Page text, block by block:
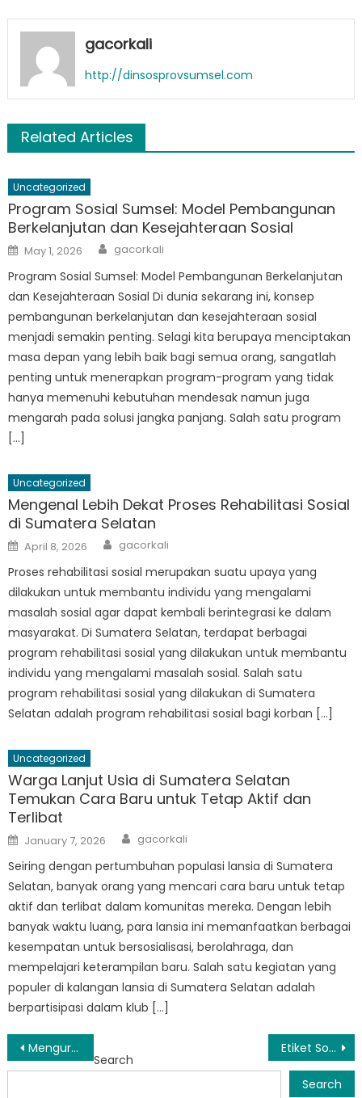
gacorkali
http://dinsosprovsumsel.com
Related Articles
Uncategorized
Program Sosial Sumsel: Model Pembangunan
Berkelanjutan dan Kesejahteraan Sosial
Posted
on
May 1, 2026 Author
gacorkali
Program Sosial Sumsel: Model Pembangunan Berkelanjutan
dan Kesejahteraan Sosial Di dunia sekarang ini, konsep
pembangunan berkelanjutan dan kesejahteraan sosial
menjadi semakin penting. Selagi kita berupaya menciptakan
masa depan yang lebih baik bagi semua orang, sangatlah
penting untuk menerapkan program-program yang tidak
hanya memenuhi kebutuhan mendesak namun juga
mengarah pada solusi jangka panjang. Salah satu program
[…]
Uncategorized
Mengenal Lebih Dekat Proses Rehabilitasi Sosial
di Sumatera Selatan
Posted
on
April 8, 2026 Author
gacorkali
Proses rehabilitasi sosial merupakan suatu upaya yang
dilakukan untuk membantu individu yang mengalami
masalah sosial agar dapat kembali berintegrasi ke dalam
masyarakat. Di Sumatera Selatan, terdapat berbagai
program rehabilitasi sosial yang dilakukan untuk membantu
individu yang mengalami masalah sosial. Salah satu
program rehabilitasi sosial yang dilakukan di Sumatera
Selatan adalah program rehabilitasi sosial bagi korban […]
Uncategorized
Warga Lanjut Usia di Sumatera Selatan
Temukan Cara Baru untuk Tetap Aktif dan
Terlibat
Posted
on
January 7, 2026 Author
gacorkali
Seiring dengan pertumbuhan populasi lansia di Sumatera
Selatan, banyak orang yang mencari cara baru untuk tetap
aktif dan terlibat dalam komunitas mereka. Dengan lebih
banyak waktu luang, para lansia ini memanfaatkan berbagai
kesempatan untuk bersosialisasi, berolahraga, dan
mempelajari keterampilan baru. Salah satu kegiatan yang
populer di kalangan lansia di Sumatera Selatan adalah
berpartisipasi dalam klub […]
Post
navigation
Menguraikan Berita Sosial di Sumatera Selatan Etiket Sosial dan Adat Istiadat di Sumatera Selatan: Panduan Bagi Pengunjung
Search
Search